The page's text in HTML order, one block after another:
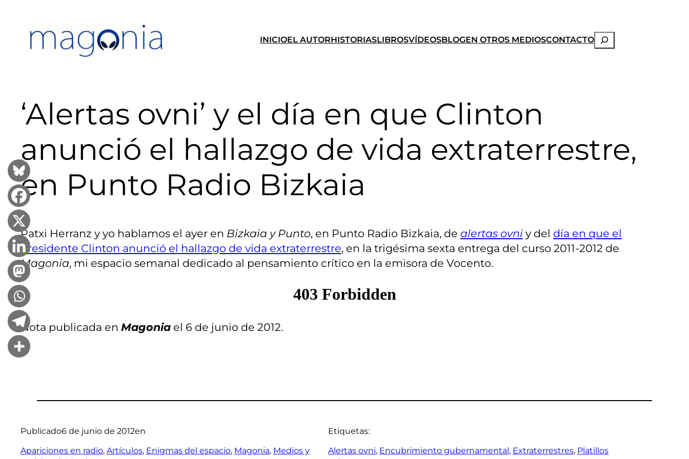
contenido
INICIOEL AUTORHISTORIASLIBROSVÍDEOSBLOGEN OTROS MEDIOSCONTACTOBuscar
‘Alertas ovni’ y el día en que Clinton
anunció el hallazgo de vida extraterrestre,
en Punto Radio Bizkaia
Patxi Herranz y yo hablamos el ayer en Bizkaia y Punto, en Punto Radio Bizkaia, de alertas ovni y del día en que el
presidente Clinton anunció el hallazgo de vida extraterrestre, en la trigésima sexta entrega del curso 2011-2012 de
Magonia, mi espacio semanal dedicado al pensamiento crítico en la emisora de Vocento.
Nota publicada en Magonia el 6 de junio de 2012.
Publicado6 de junio de 2012en
Apariciones en radio, Artículos, Enigmas del espacio, Magonia, Medios y
Etiquetas:
Alertas ovni, Encubrimiento gubernamental , Extraterrestres, Platillos